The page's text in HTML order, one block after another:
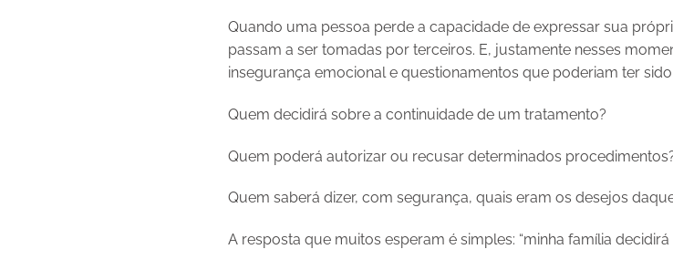
Quando uma pessoa perde a capacidade de expressar sua
passam a ser tomadas por terceiros. E, justamente nesses
insegurança emocional e questionamentos que poderiam ter
Quem decidirá sobre a continuidade de um tratamento?
Quem poderá autorizar ou recusar determinados
Quem saberá dizer, com segurança, quais eram os desejos
A resposta que muitos esperam é simples: “minha família decidirá